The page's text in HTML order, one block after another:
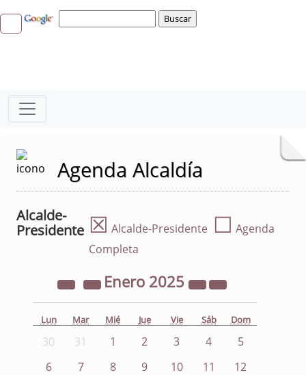
Agenda Alcaldía
Alcalde-
Presidente ☒ Alcalde-Presidente ☐ Agenda
Completa
Enero 2025
Lun Mar Mié Jue Vie Sáb Dom
30 31 1 2 3 4
5
6
7 8 9 10 11
12